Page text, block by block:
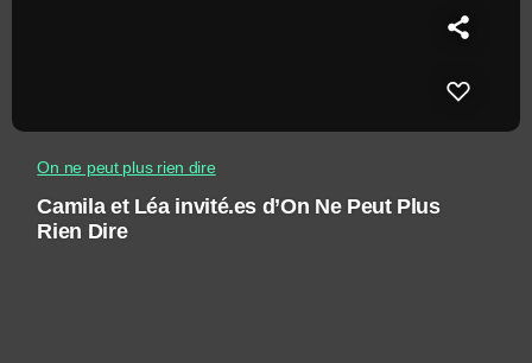
On ne peut plus rien dire
Camila et Léa invité.es d’On Ne Peut Plus
Rien Dire